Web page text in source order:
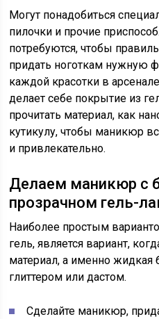
Могут понадобиться
пилочки и прочие
потребуются, чтобы
придать ноготкам нужную
каждой красотки в
делает себе покрытие из
прочитать материал, как
кутикулу, чтобы маникюр
и привлекательно.
Делаем маникюр с
прозрачном гель-
Наиболее простым
гель, является вариант,
материал, а именно жидкая
глиттером или дастом.
Сделайте маникюр,